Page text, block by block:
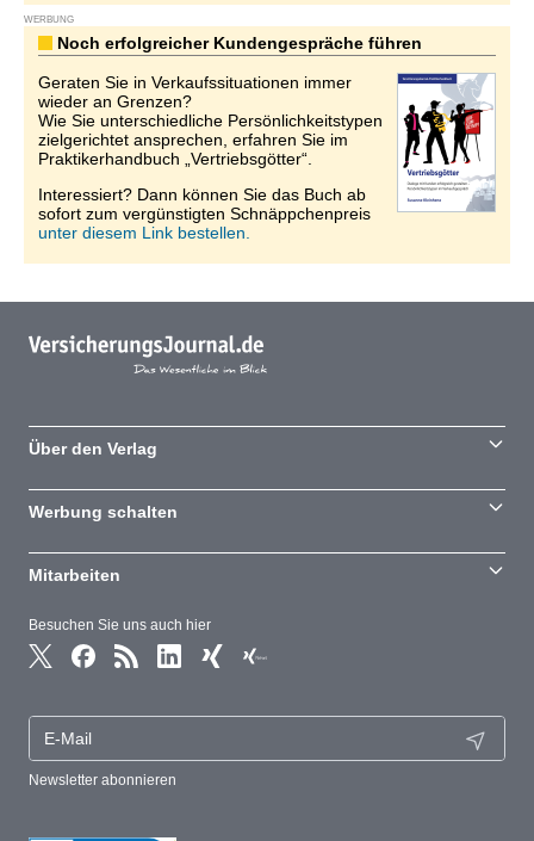
WERBUNG
Noch erfolgreicher Kundengespräche führen
Geraten Sie in Verkaufssituationen immer
wieder an Grenzen?
Wie Sie unterschiedliche Persönlichkeitstypen
zielgerichtet ansprechen, erfahren Sie im
Praktikerhandbuch „Vertriebsgötter“.
Interessiert? Dann können Sie das Buch ab
sofort zum vergünstigten Schnäppchenpreis
unter diesem Link bestellen.
Besuchen Sie uns auch hier
Newsletter abonnieren
Über den Verlag
Werbung schalten
Mitarbeiten